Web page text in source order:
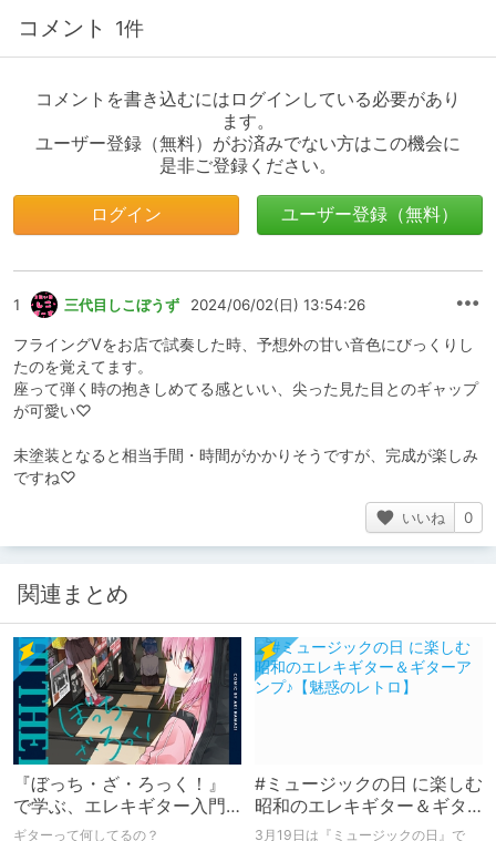
コメント 1件
コメントを書き込むにはログインしている必要があり
ます。
ユーザー登録（無料）がお済みでない方はこの機会に
是非ご登録ください。
ログイン ユーザー登録（無料）
1 三代目しこぼうず 2024/06/02(日) 13:54:26
フライングVをお店で試奏した時、予想外の甘い音色にびっくりし
たのを覚えてます。
座って弾く時の抱きしめてる感といい、尖った見た目とのギャップ
が可愛い♡
未塗装となると相当手間・時間がかかりそうですが、完成が楽しみ
ですね♡
いいね 0
関連まとめ
『ぼっち・ざ・ろっく！』
で学ぶ、エレキギター入門
まとめ
ギターって何してるの？
#ミュージックの日 に楽しむ
昭和のエレキギター＆ギタ
ーアンプ♪【魅惑のレトロ】
3月19日は『ミュージックの日』で